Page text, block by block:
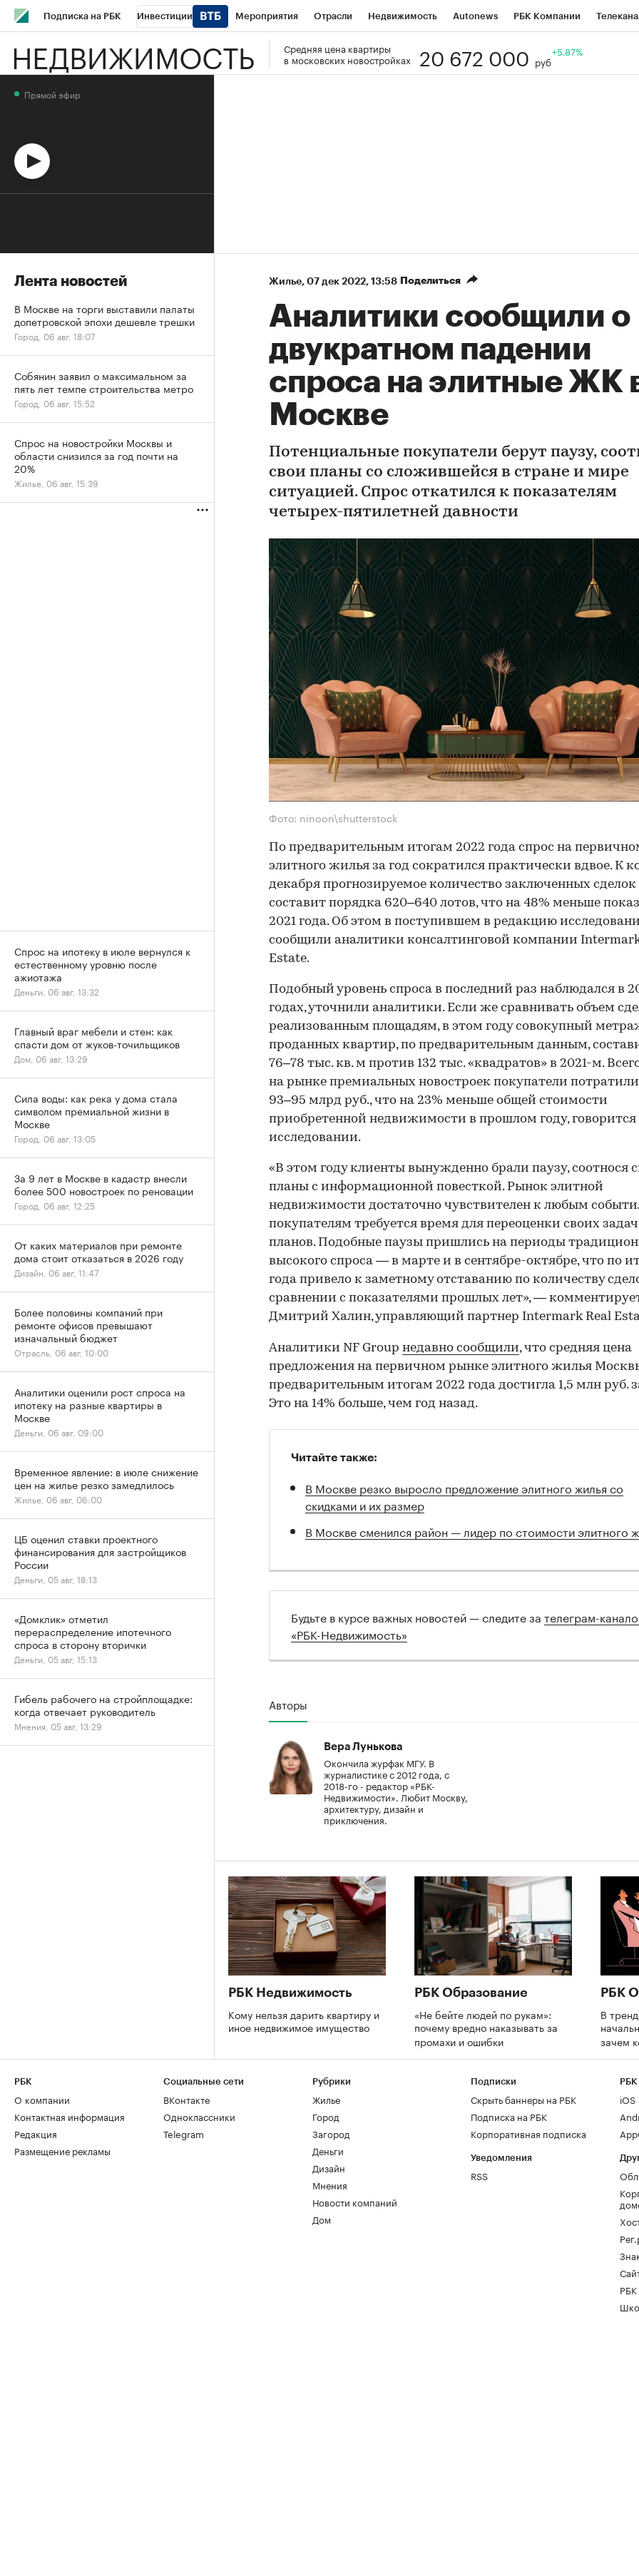
Подписка на РБК Инвестиции Мероприятия Отрасли Недвижимость Autonews РБК Компании
Школа управления РБК РБК Образование РБК Курсы РБК Life Тренды Национальные проекты
НЕДВИЖИМОСТЬ
Средняя цена квартиры
в московских новостройках
20 672 000 руб
+5.87%
Жилье⁠, 07 дек 2022, 13:58 Поделиться
Аналитики сообщили о
двукратном падении
спроса на элитные ЖК
Москве
Потенциальные покупатели берут паузу,
свои планы со сложившейся в стране и мире
ситуацией. Спрос откатился к показателям
четырех-пятилетней давности
Фото: ninoon\shutterstock
По предварительным итогам 2022 года спрос на
элитного жилья за год сократился практически вдвое. К
декабря прогнозируемое количество заключенных сделок
составит порядка 620–640 лотов, что на 48% меньше
2021 года. Об этом в поступившем в редакцию
сообщили аналитики консалтинговой компании
Estate.
Подобный уровень спроса в последний раз наблюдался в
годах, уточнили аналитики. Если же сравнивать объем
реализованным площадям, в этом году совокупный
проданных квартир, по предварительным данным,
76–78 тыс. кв. м против 132 тыс. «квадратов» в 2021-м.
на рынке премиальных новостроек покупатели
93–95 млрд руб., что на 23% меньше общей стоимости
приобретенной недвижимости в прошлом году, говорится
исследовании.
«В этом году клиенты вынужденно брали паузу, соотнося
планы с информационной повесткой. Рынок элитной
недвижимости достаточно чувствителен к любым
покупателям требуется время для переоценки своих
планов. Подобные паузы пришлись на периоды
высокого спроса — в марте и в сентябре-октябре, что по
года привело к заметному отставанию по количеству
сравнении с показателями прошлых лет», —
Дмитрий Халин, управляющий партнер Intermark Real
Аналитики NF Group недавно сообщили, что средняя цена
предложения на первичном рынке элитного жилья
предварительным итогам 2022 года достигла 1,5 млн руб.
Это на 14% больше, чем год назад.
Читайте также:
В Москве резко выросло предложение элитного жилья со
скидками и их размер
В Москве сменился район — лидер по стоимости элитного
Будьте в курсе важных новостей — следите за телеграм-
«РБК-Недвижимость»
Авторы
Вера Лунькова
Окончила журфак МГУ. В
журналистике с 2012 года, с
2018-го - редактор «РБК-
Недвижимости». Любит Москву,
архитектуру, дизайн и
приключения.
РБК Недвижимость
Кому нельзя дарить квартиру и
иное недвижимое имущество
РБК Образование
«Не бейте людей по рукам»:
почему вредно наказывать за
промахи и ошибки
РБК
В
зачем
Прямой эфир
Лента новостей
В Москве на торги выставили палаты
допетровской эпохи дешевле трешки
Город, 06 авг, 18:07
Собянин заявил о максимальном за
пять лет темпе строительства метро
Город, 06 авг, 15:52
Спрос на новостройки Москвы и
области снизился за год почти на
20%
Жилье, 06 авг, 15:39
Спрос на ипотеку в июле вернулся к
естественному уровню после
ажиотажа
Деньги, 06 авг, 13:32
Главный враг мебели и стен: как
спасти дом от жуков-точильщиков
Дом, 06 авг, 13:29
Сила воды: как река у дома стала
символом премиальной жизни в
Москве
Город, 06 авг, 13:05
За 9 лет в Москве в кадастр внесли
более 500 новостроек по реновации
Город, 06 авг, 12:25
От каких материалов при ремонте
дома стоит отказаться в 2026 году
Дизайн, 06 авг, 11:47
Более половины компаний при
ремонте офисов превышают
изначальный бюджет
Отрасль, 06 авг, 10:00
Аналитики оценили рост спроса на
ипотеку на разные квартиры в
Москве
Деньги, 06 авг, 09:00
Временное явление: в июле снижение
цен на жилье резко замедлилось
Жилье, 06 авг, 06:00
ЦБ оценил ставки проектного
финансирования для застройщиков
России
Деньги, 05 авг, 18:13
«Домклик» отметил
перераспределение ипотечного
спроса в сторону вторички
Деньги, 05 авг, 15:13
Гибель рабочего на стройплощадке:
когда отвечает руководитель
Мнения, 05 авг, 13:29
РБК
О компании
Контактная информация
Редакция
Размещение рекламы
Социальные сети
ВКонтакте
Одноклассники
Telegram
Рубрики
Жилье
Город
Загород
Деньги
Дизайн
Мнения
Новости компаний
Дом
Подписки
Скрыть баннеры на РБК
Подписка на РБК
Корпоративная подписка
Уведомления
RSS
РБК
iOS